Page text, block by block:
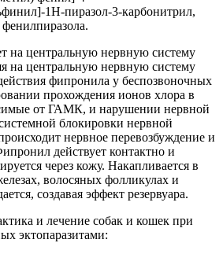
1H-пиразол-3-карбонитрил,
на центральную нервную систему
на центральную нервную систему
фипронила у беспозвоночных
прохождения ионов хлора в
от ГАМК, и нарушении нервной
блокировки нервной
нервное перевозбуждение и
действует контактно и
через кожу. Накапливается в
волосяных фолликулах и
создавая эффект резервуара.
и лечение собак и кошек при
эктопаразитами: